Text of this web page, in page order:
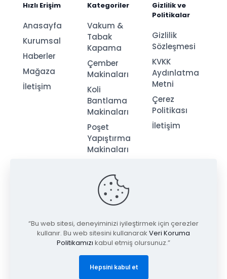
Hızlı Erişim
Anasayfa
Kurumsal
Haberler
Mağaza
İletişim
Kategoriler
Vakum &
Tabak
Kapama
Çember
Makinaları
Koli
Bantlama
Makinaları
Poşet
Yapıştırma
Makinaları
Makinaları
Gizlilik ve
Politikalar
Gizlilik
Sözleşmesi
KVKK
Aydınlatma
Metni
Çerez
Politikası
İletişim
Tugay Ambalaj| Tüm Hakları Saklıdır.
“Bu web sitesi, deneyiminizi iyileştirmek için çerezler
kullanır. Bu web sitesini kullanarak Veri Koruma
Politikamızı kabul etmiş olursunuz.”
Hepsini kabul et